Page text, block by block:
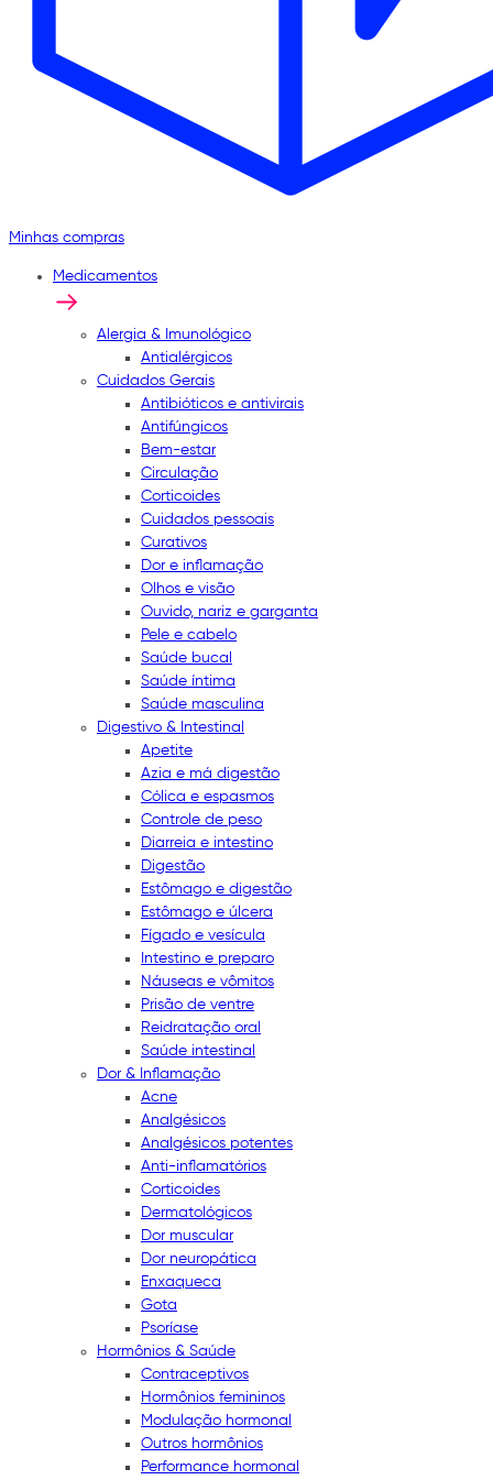
Minhas compras
Medicamentos
Alergia & Imunológico
Antialérgicos
Cuidados Gerais
Antibióticos e antivirais
Antifúngicos
Bem-estar
Circulação
Corticoides
Cuidados pessoais
Curativos
Dor e inflamação
Olhos e visão
Ouvido, nariz e garganta
Pele e cabelo
Saúde bucal
Saúde íntima
Saúde masculina
Digestivo & Intestinal
Apetite
Azia e má digestão
Cólica e espasmos
Controle de peso
Diarreia e intestino
Digestão
Estômago e digestão
Estômago e úlcera
Fígado e vesícula
Intestino e preparo
Náuseas e vômitos
Prisão de ventre
Reidratação oral
Saúde intestinal
Dor & Inflamação
Acne
Analgésicos
Analgésicos potentes
Anti-inflamatórios
Corticoides
Dermatológicos
Dor muscular
Dor neuropática
Enxaqueca
Gota
Psoríase
Hormônios & Saúde
Contraceptivos
Hormônios femininos
Modulação hormonal
Outros hormônios
Performance hormonal